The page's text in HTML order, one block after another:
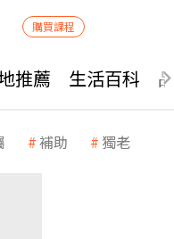
購買課程
推薦 生活百科
補助 獨老